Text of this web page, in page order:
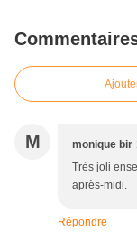
M monique bir
Très joli
après-midi.
Répondre